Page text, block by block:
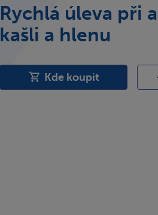
Rychlá úleva při
kašli a hlenu
Kde koupit